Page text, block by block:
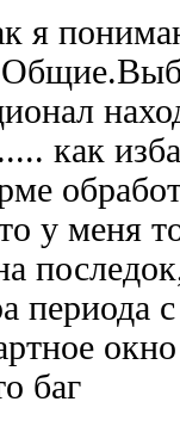
я
как
у меня
периода
баг